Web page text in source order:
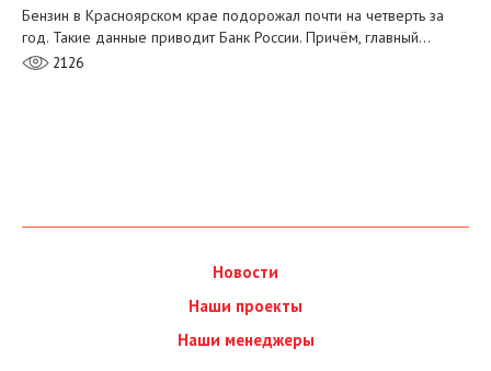
Бензин в Красноярском крае подорожал почти на четверть за
год. Такие данные приводит Банк России. Причём, главный…
2126
Новости
Наши проекты
Наши менеджеры